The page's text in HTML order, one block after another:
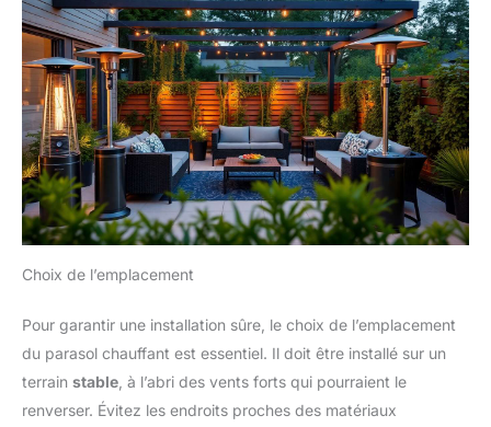
Choix de l’emplacement
Pour garantir une installation sûre, le choix de l’emplacement
du parasol chauffant est essentiel. Il doit être installé sur un
terrain stable , à l’abri des vents forts qui pourraient le
renverser. Évitez les endroits proches des matériaux